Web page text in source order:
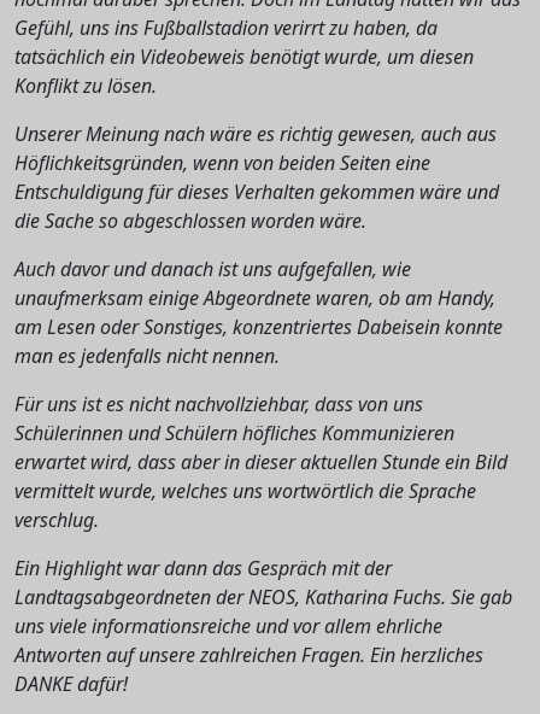
Gefühl, uns ins Fußballstadion verirrt zu haben, da
tatsächlich ein Videobeweis benötigt wurde, um diesen
Konflikt zu lösen.
Unserer Meinung nach wäre es richtig gewesen, auch aus
Höflichkeitsgründen, wenn von beiden Seiten eine
Entschuldigung für dieses Verhalten gekommen wäre und
die Sache so abgeschlossen worden wäre.
Auch davor und danach ist uns aufgefallen, wie
unaufmerksam einige Abgeordnete waren, ob am Handy,
am Lesen oder Sonstiges, konzentriertes Dabeisein konnte
man es jedenfalls nicht nennen.
Für uns ist es nicht nachvollziehbar, dass von uns
Schülerinnen und Schülern höfliches Kommunizieren
erwartet wird, dass aber in dieser aktuellen Stunde ein Bild
vermittelt wurde, welches uns wortwörtlich die Sprache
verschlug.
Ein Highlight war dann das Gespräch mit der
Landtagsabgeordneten der NEOS, Katharina Fuchs. Sie gab
uns viele informationsreiche und vor allem ehrliche
Antworten auf unsere zahlreichen Fragen. Ein herzliches
DANKE dafür!